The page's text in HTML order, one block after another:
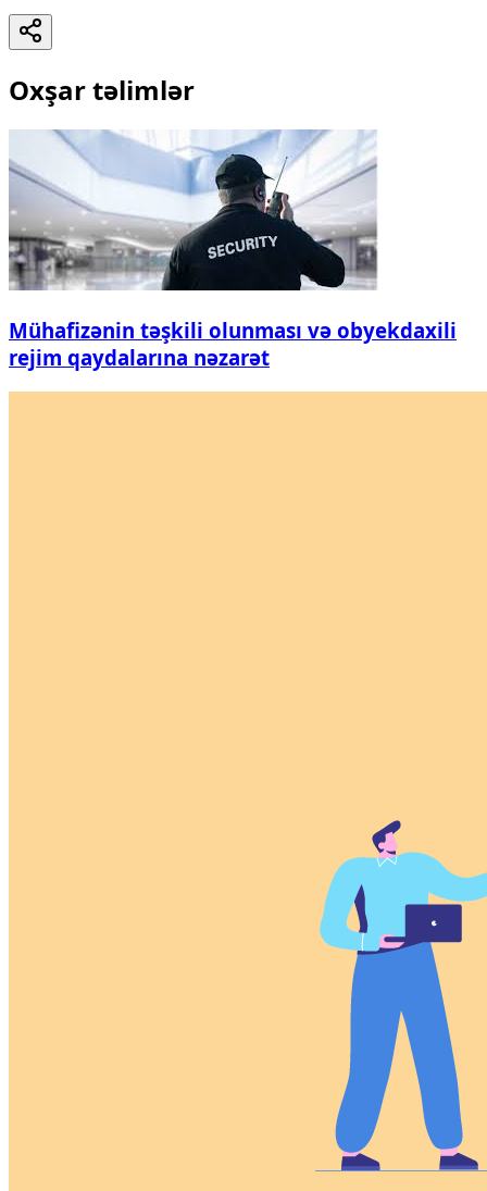
Oxşar təlimlər
Mühafizənin təşkili olunması və obyekdaxili
rejim qaydalarına nəzarət